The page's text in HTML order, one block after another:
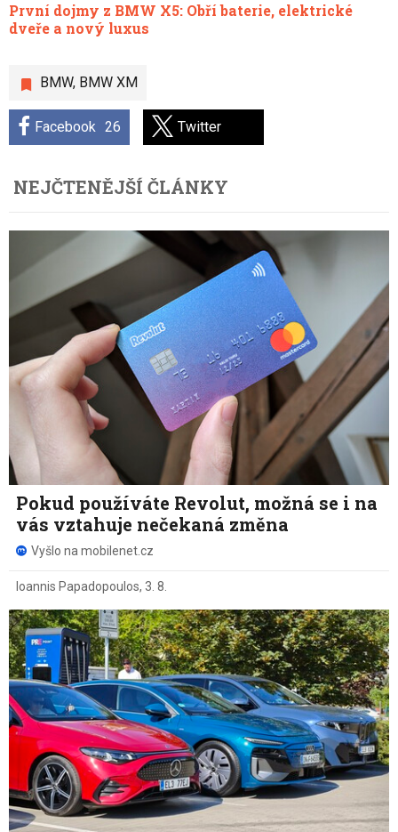
BMW, BMW XM
Facebook 26 Twitter
První dojmy z BMW X5: Obří baterie, elektrické
dveře a nový luxus
NEJČTENĚJŠÍ ČLÁNKY
Pokud používáte Revolut, možná se i na
vás vztahuje nečekaná změna
Vyšlo na mobilenet.cz
Ioannis Papadopoulos, 3. 8.